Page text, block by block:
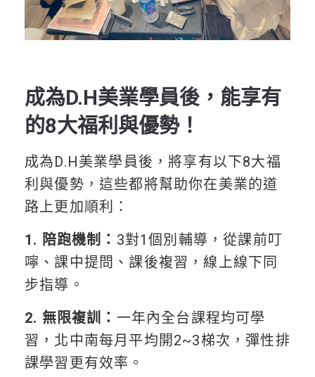
成為D.H美業學員後，能享有
的8大福利與優勢！
成為D.H美業學員後，將享有以下8大福
利與優勢，這些都將幫助你在美業的道
路上更加順利：
1. 陪跑機制： 3對1個別輔導，從課前叮
嚀、課中提問、課後複習，線上線下同
步指導。
2. 無限複訓： 一年內全台課程均可學
習，北中南每月平均開2~3梯次，彈性排
課學習更有效率。